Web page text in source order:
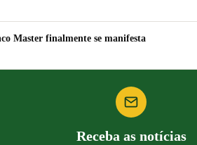
Master finalmente se manifesta
Receba as notícias